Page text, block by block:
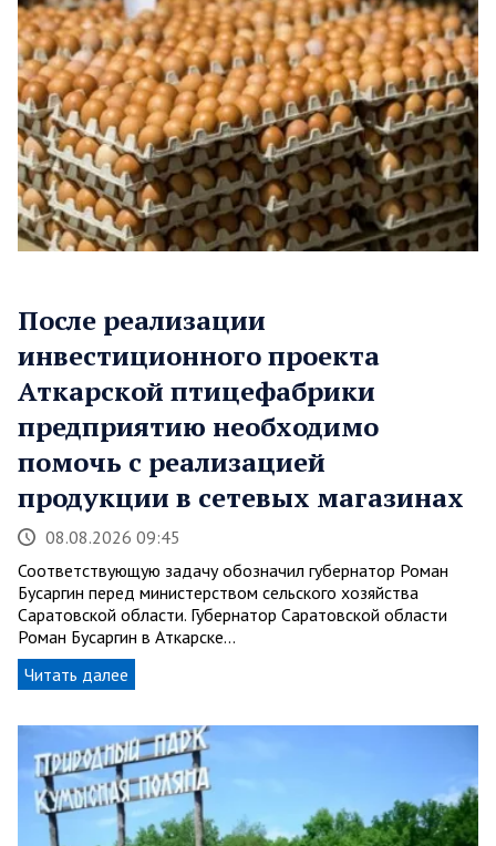
После реализации
инвестиционного проекта
Аткарской птицефабрики
предприятию необходимо
помочь с реализацией
продукции в сетевых магазинах
08.08.2026 09:45
Соответствующую задачу обозначил губернатор Роман
Бусаргин перед министерством сельского хозяйства
Саратовской области. Губернатор Саратовской области
Роман Бусаргин в Аткарске…
Читать далее